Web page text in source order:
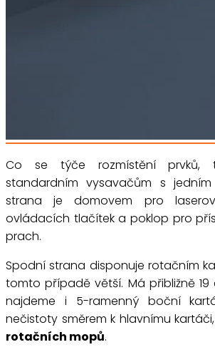
Co se týče rozmístění prvků,
standardním vysavačům s
strana je domovem pro
ovládacích tlačítek a poklop pro
prach.
Spodní strana disponuje rotačním
tomto případě větší. Má přibližně 19
najdeme i 5-ramenný boční
nečistoty směrem k hlavnímu
rotačních mopů.